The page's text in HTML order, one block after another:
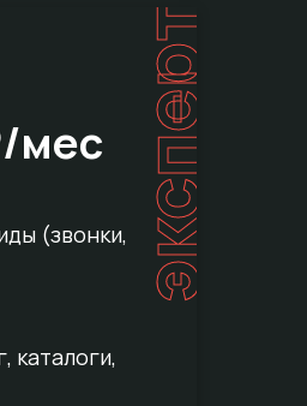
эксперт
мес
(звонки,
каталоги,